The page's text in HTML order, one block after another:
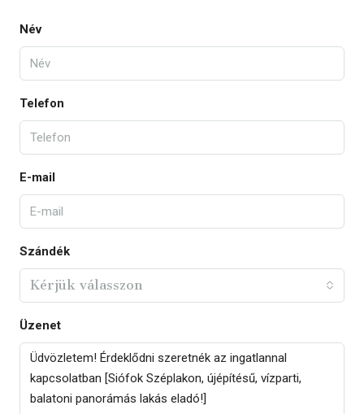
Név
Telefon
E-mail
Szándék
Kérjük válasszon
Üzenet